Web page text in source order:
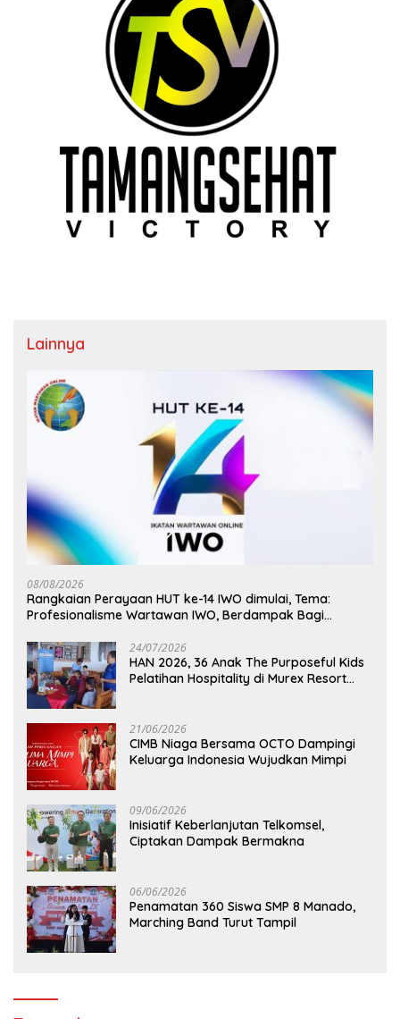
Lainnya
08/08/2026
Rangkaian Perayaan HUT ke-14 IWO dimulai, Tema:
Profesionalisme Wartawan IWO, Berdampak Bagi
24/07/2026
HAN 2026, 36 Anak The Purposeful Kids
Pelatihan Hospitality di Murex Resort
21/06/2026
CIMB Niaga Bersama OCTO Dampingi
Keluarga Indonesia Wujudkan Mimpi
09/06/2026
Inisiatif Keberlanjutan Telkomsel,
Ciptakan Dampak Bermakna
06/06/2026
Penamatan 360 Siswa SMP 8 Manado,
Marching Band Turut Tampil